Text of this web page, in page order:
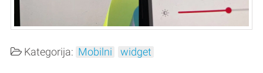
Kategorija: Mobilni widget